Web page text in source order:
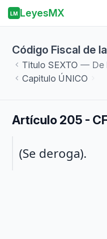
LM LeyesMX
Código Fiscal de
Titulo SEXTO — De
Capitulo ÚNICO
Artículo 205 -
Párrafo 1
(Se deroga).